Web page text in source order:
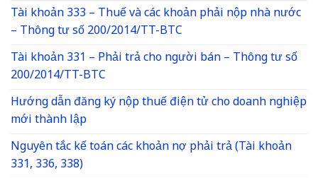
Tài khoản 333 – Thuế và các khoản phải nộp nhà nước
– Thông tư số 200/2014/TT-BTC
Tài khoản 331 – Phải trả cho người bán – Thông tư số
200/2014/TT-BTC
Hướng dẫn đăng ký nộp thuế điện tử cho doanh nghiệp
mới thành lập
Nguyên tắc kế toán các khoản nợ phải trả (Tài khoản
331, 336, 338)